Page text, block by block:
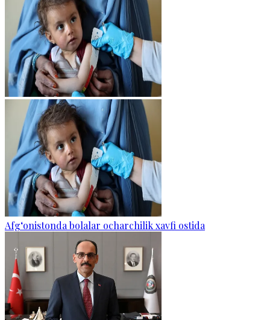
Afg‘onistonda bolalar ocharchilik xavfi ostida